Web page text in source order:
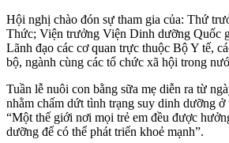
Hội nghị chào đón sự tham gia của: Thứ
Thức; Viện trưởng Viện Dinh dưỡng Quốc
Lãnh đạo các cơ quan trực thuộc Bộ Y tế,
bộ, ngành cùng các tổ chức xã hội trong
Tuần lễ nuôi con bằng sữa mẹ diễn ra từ
nhằm chấm dứt tình trạng suy dinh dưỡng ở
“Một thế giới nơi mọi trẻ em đều được
dưỡng để có thể phát triển khoẻ mạnh”.